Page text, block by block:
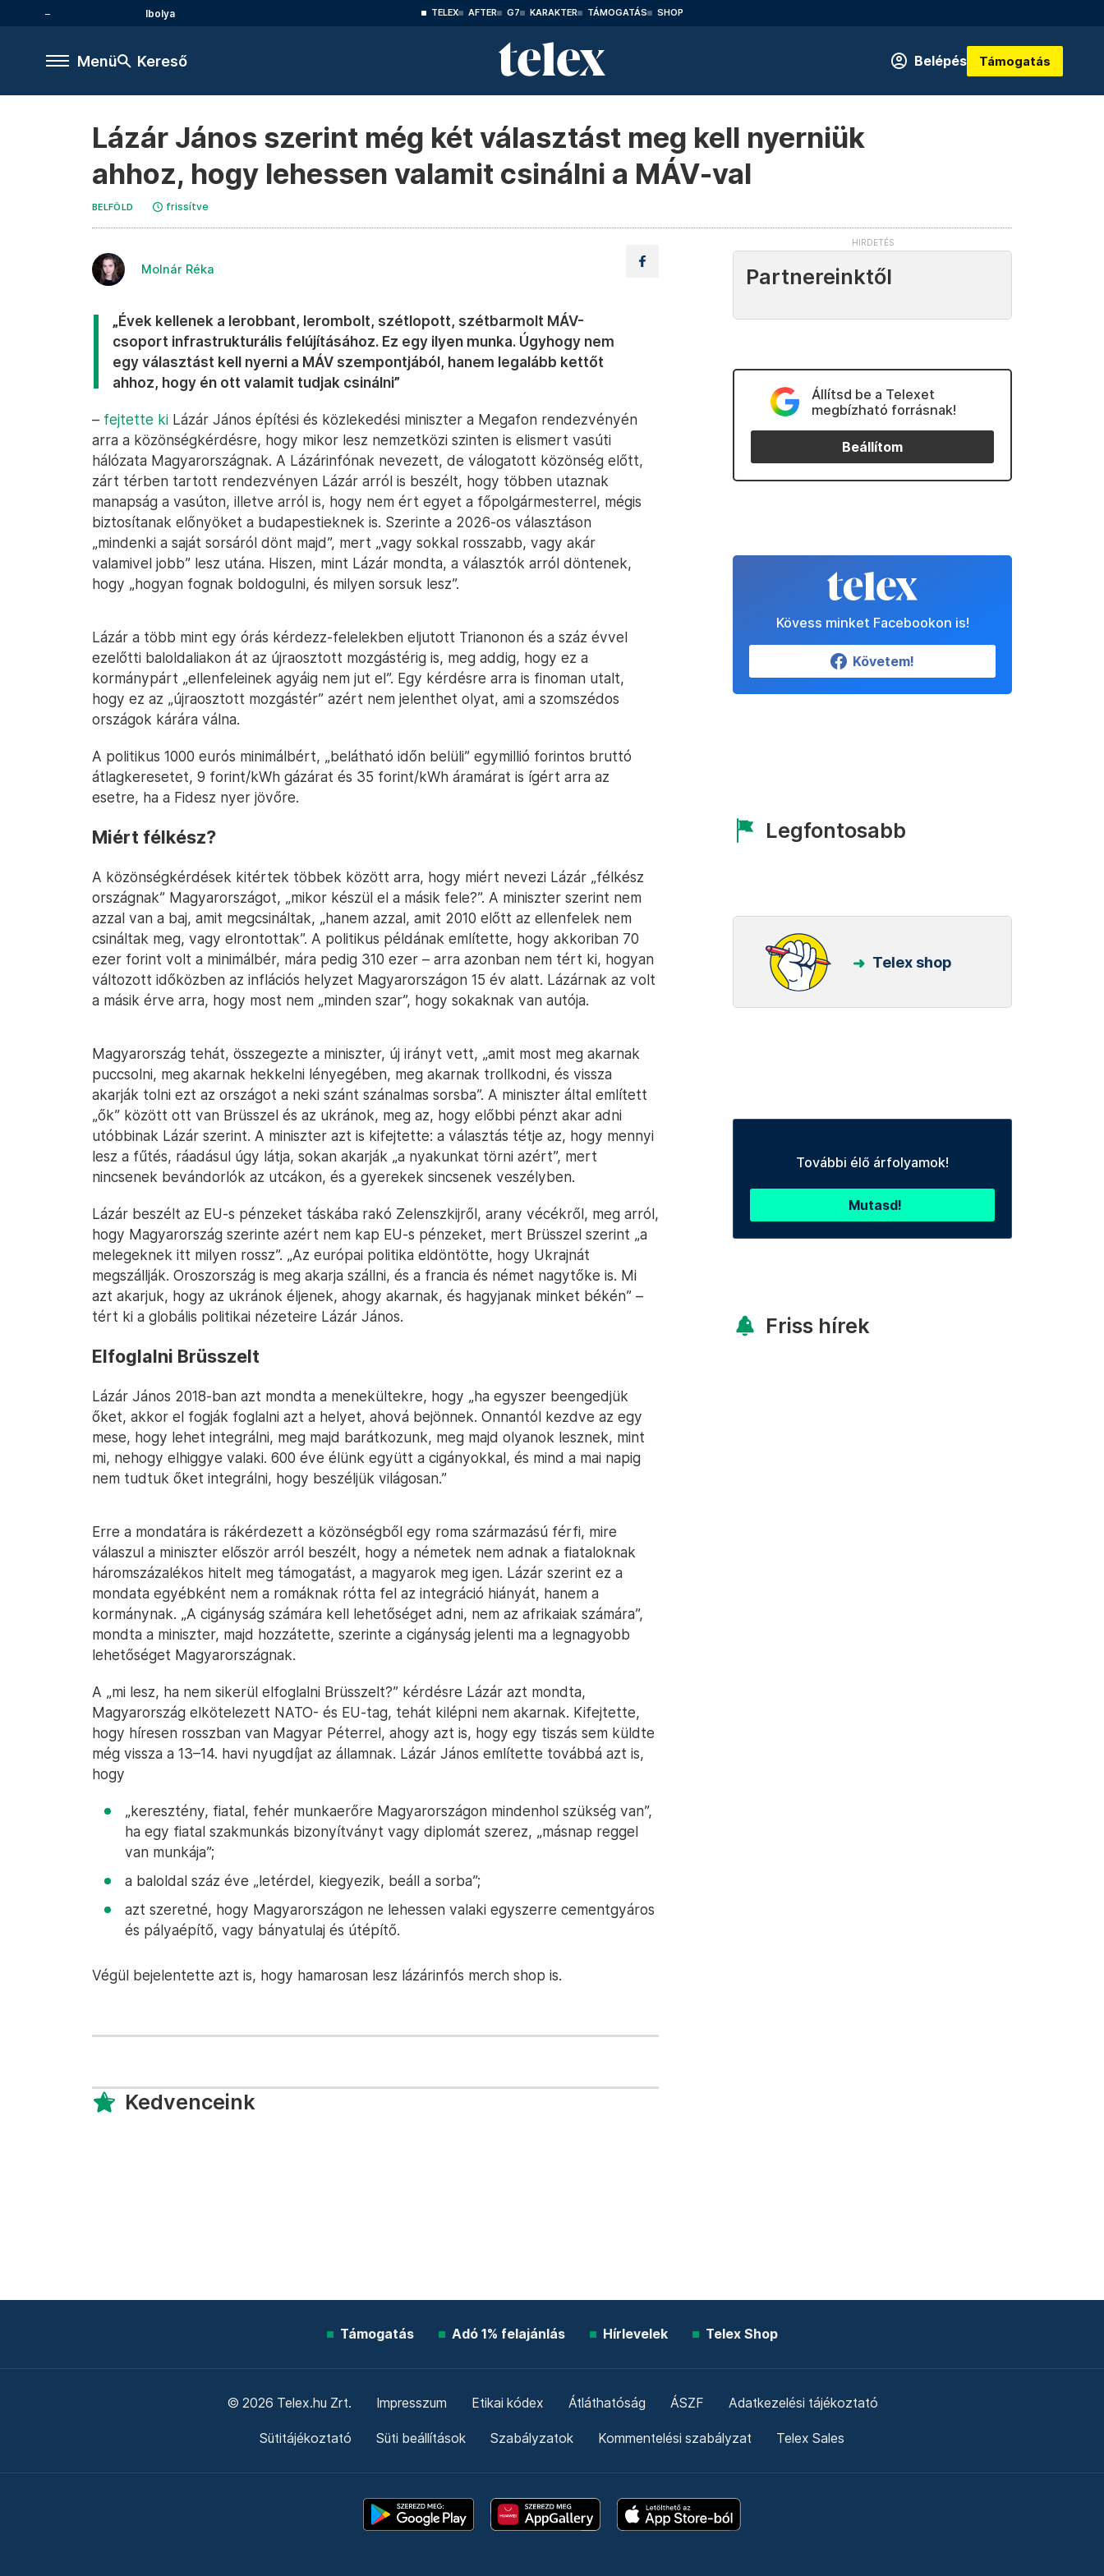
Ibolya TELEX AFTER G7 KARAKTER TÁMOGATÁS SHOP
Menü Kereső Belépés Támogatás
Lázár János szerint még két választást meg kell nyerniük
ahhoz, hogy lehessen valamit csinálni a MÁV-val
BELFÖLD frissítve
Molnár Réka
„Évek kellenek a lerobbant, lerombolt, szétlopott, szétbarmolt MÁV-
csoport infrastrukturális felújításához. Ez egy ilyen munka. Úgyhogy nem
egy választást kell nyerni a MÁV szempontjából, hanem legalább kettőt
ahhoz, hogy én ott valamit tudjak csinálni”
– fejtette ki Lázár János építési és közlekedési miniszter a Megafon rendezvényén
arra a közönségkérdésre, hogy mikor lesz nemzetközi szinten is elismert vasúti
hálózata Magyarországnak. A Lázárinfónak nevezett, de válogatott közönség előtt,
zárt térben tartott rendezvényen Lázár arról is beszélt, hogy többen utaznak
manapság a vasúton, illetve arról is, hogy nem ért egyet a főpolgármesterrel, mégis
biztosítanak előnyöket a budapestieknek is. Szerinte a 2026-os választáson
„mindenki a saját sorsáról dönt majd”, mert „vagy sokkal rosszabb, vagy akár
valamivel jobb” lesz utána. Hiszen, mint Lázár mondta, a választók arról döntenek,
hogy „hogyan fognak boldogulni, és milyen sorsuk lesz”.
Lázár a több mint egy órás kérdezz-felelekben eljutott Trianonon és a száz évvel
ezelőtti baloldaliakon át az újraosztott mozgástérig is, meg addig, hogy ez a
kormánypárt „ellenfeleinek agyáig nem jut el”. Egy kérdésre arra is finoman utalt,
hogy ez az „újraosztott mozgástér” azért nem jelenthet olyat, ami a szomszédos
országok kárára válna.
A politikus 1000 eurós minimálbért, „belátható időn belüli” egymillió forintos bruttó
átlagkeresetet, 9 forint/kWh gázárat és 35 forint/kWh áramárat is ígért arra az
esetre, ha a Fidesz nyer jövőre.
Miért félkész?
A közönségkérdések kitértek többek között arra, hogy miért nevezi Lázár „félkész
országnak” Magyarországot, „mikor készül el a másik fele?”. A miniszter szerint nem
azzal van a baj, amit megcsináltak, „hanem azzal, amit 2010 előtt az ellenfelek nem
csináltak meg, vagy elrontottak”. A politikus példának említette, hogy akkoriban 70
ezer forint volt a minimálbér, mára pedig 310 ezer – arra azonban nem tért ki, hogyan
változott időközben az inflációs helyzet Magyarországon 15 év alatt. Lázárnak az volt
a másik érve arra, hogy most nem „minden szar”, hogy sokaknak van autója.
Magyarország tehát, összegezte a miniszter, új irányt vett, „amit most meg akarnak
puccsolni, meg akarnak hekkelni lényegében, meg akarnak trollkodni, és vissza
akarják tolni ezt az országot a neki szánt szánalmas sorsba”. A miniszter által említett
„ők” között ott van Brüsszel és az ukránok, meg az, hogy előbbi pénzt akar adni
utóbbinak Lázár szerint. A miniszter azt is kifejtette: a választás tétje az, hogy mennyi
lesz a fűtés, ráadásul úgy látja, sokan akarják „a nyakunkat törni azért”, mert
nincsenek bevándorlók az utcákon, és a gyerekek sincsenek veszélyben.
Lázár beszélt az EU-s pénzeket táskába rakó Zelenszkijről, arany vécékről, meg arról,
hogy Magyarország szerinte azért nem kap EU-s pénzeket, mert Brüsszel szerint „a
melegeknek itt milyen rossz”. „Az európai politika eldöntötte, hogy Ukrajnát
megszállják. Oroszország is meg akarja szállni, és a francia és német nagytőke is. Mi
azt akarjuk, hogy az ukránok éljenek, ahogy akarnak, és hagyjanak minket békén” –
tért ki a globális politikai nézeteire Lázár János.
Elfoglalni Brüsszelt
Lázár János 2018-ban azt mondta a menekültekre, hogy „ha egyszer beengedjük
őket, akkor el fogják foglalni azt a helyet, ahová bejönnek. Onnantól kezdve az egy
mese, hogy lehet integrálni, meg majd barátkozunk, meg majd olyanok lesznek, mint
mi, nehogy elhiggye valaki. 600 éve élünk együtt a cigányokkal, és mind a mai napig
nem tudtuk őket integrálni, hogy beszéljük világosan.”
Erre a mondatára is rákérdezett a közönségből egy roma származású férfi, mire
válaszul a miniszter először arról beszélt, hogy a németek nem adnak a fiataloknak
háromszázalékos hitelt meg támogatást, a magyarok meg igen. Lázár szerint ez a
mondata egyébként nem a romáknak rótta fel az integráció hiányát, hanem a
kormánynak. „A cigányság számára kell lehetőséget adni, nem az afrikaiak számára”,
mondta a miniszter, majd hozzátette, szerinte a cigányság jelenti ma a legnagyobb
lehetőséget Magyarországnak.
A „mi lesz, ha nem sikerül elfoglalni Brüsszelt?” kérdésre Lázár azt mondta,
Magyarország elkötelezett NATO- és EU-tag, tehát kilépni nem akarnak. Kifejtette,
hogy híresen rosszban van Magyar Péterrel, ahogy azt is, hogy egy tiszás sem küldte
még vissza a 13–14. havi nyugdíjat az államnak. Lázár János említette továbbá azt is,
hogy
„keresztény, fiatal, fehér munkaerőre Magyarországon mindenhol szükség van”,
ha egy fiatal szakmunkás bizonyítványt vagy diplomát szerez, „másnap reggel
van munkája”;
a baloldal száz éve „letérdel, kiegyezik, beáll a sorba”;
azt szeretné, hogy Magyarországon ne lehessen valaki egyszerre cementgyáros
és pályaépítő, vagy bányatulaj és útépítő.
Végül bejelentette azt is, hogy hamarosan lesz lázárinfós merch shop is.
Kedvenceink
Partnereinktől
Állítsd be a Telexet
megbízható forrásnak!
Beállítom
Kövess minket Facebookon is!
Követem!
Legfontosabb
Telex shop
További élő árfolyamok!
Mutasd!
Friss hírek
Támogatás Adó 1% felajánlás Hírlevelek Telex Shop
© 2026 Telex.hu Zrt. Impresszum Etikai kódex Átláthatóság ÁSZF Adatkezelési tájékoztató
Sütitájékoztató Süti beállítások Szabályzatok Kommentelési szabályzat Telex Sales